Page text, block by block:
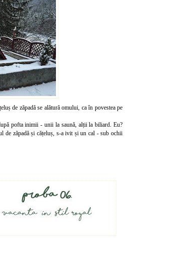
de zăpadă se alătură omului, ca în povestea pe
pofta inimii - unii la saună, alții la biliard. Eu?
de zăpadă și cățeluș, s-a ivit și un cal - sub ochii